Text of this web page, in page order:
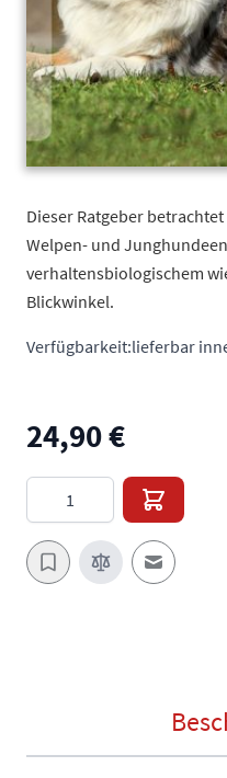
Dieser Ratgeber
Welpen- und
verhaltensbiologischem
Blickwinkel.
Verfügbarkeit:lieferbar
24,90 €
E-Mail an